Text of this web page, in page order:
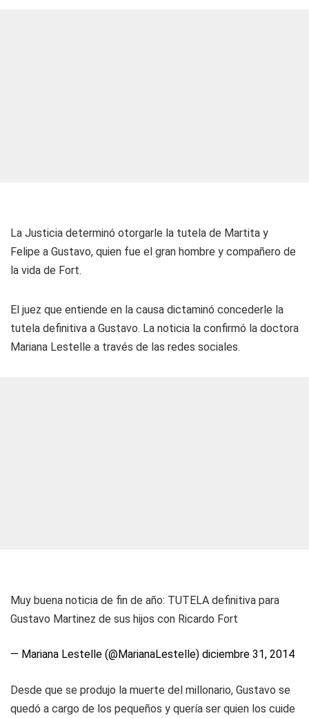
La Justicia determinó otorgarle la tutela de Martita y
Felipe a Gustavo, quien fue el gran hombre y compañero de
la vida de Fort.
El juez que entiende en la causa dictaminó concederle la
tutela definitiva a Gustavo. La noticia la confirmó la doctora
Mariana Lestelle a través de las redes sociales.
Muy buena noticia de fin de año: TUTELA definitiva para
Gustavo Martinez de sus hijos con Ricardo Fort
— Mariana Lestelle (@MarianaLestelle) diciembre 31, 2014
Desde que se produjo la muerte del millonario, Gustavo se
quedó a cargo de los pequeños y quería ser quien los cuide